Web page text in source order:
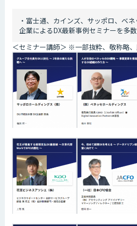
・富士通、カインズ、サッポロ、ベ
企業によるDX最新事例セミナーを多数
＜セミナー講師＞ ※一部抜粋、敬称略